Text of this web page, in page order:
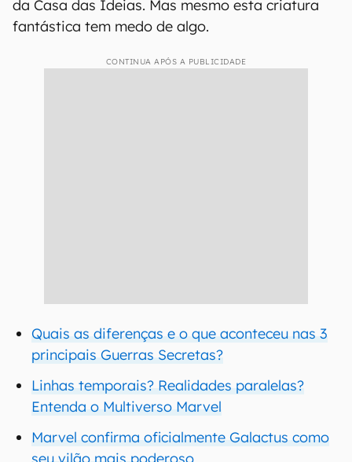
da Casa das Ideias. Mas mesmo esta criatura
fantástica tem medo de algo.
CONTINUA APÓS A PUBLICIDADE
Quais as diferenças e o que aconteceu nas 3
principais Guerras Secretas?
Linhas temporais? Realidades paralelas?
Entenda o Multiverso Marvel
Marvel confirma oficialmente Galactus como